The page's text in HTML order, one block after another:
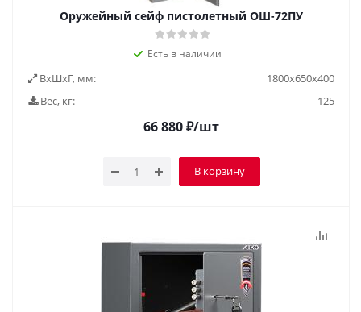
Оружейный сейф пистолетный ОШ-72ПУ
Есть в наличии
ВxШxГ, мм:
1800х650х400
Вес, кг:
125
66 880₽/шт
В корзину